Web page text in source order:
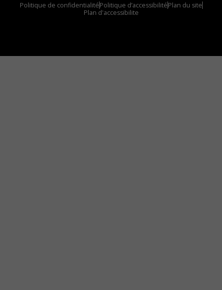
Politique de confidentialitéPolitique d’accessibilitéPlan du site
Plan d'accessibilite